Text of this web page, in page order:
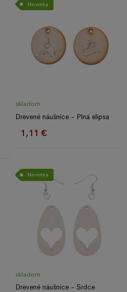
Novinka
skladom
Drevené náušnice - Plná elipsa
1,11 €
Novinka
skladom
Drevené náušnice - Srdce